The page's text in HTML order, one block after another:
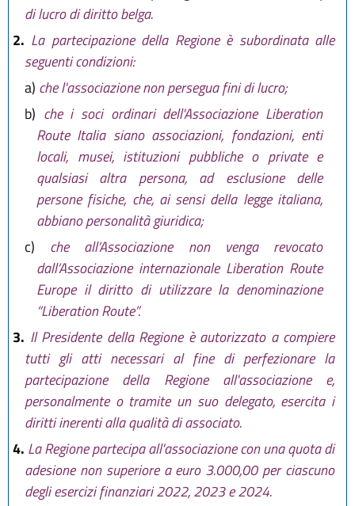
di lucro di diritto belga.
2. La partecipazione della Regione è subordinata alle
seguenti condizioni:
a) che l'associazione non persegua fini di lucro;
b) che i soci ordinari dell'Associazione Liberation
Route Italia siano associazioni, fondazioni, enti
locali, musei, istituzioni pubbliche o private e
qualsiasi altra persona, ad esclusione delle
persone fisiche, che, ai sensi della legge italiana,
abbiano personalità giuridica;
c)
che all’Associazione non venga revocato
dall’Associazione internazionale Liberation Route
Europe il diritto di utilizzare la denominazione
“Liberation Route”.
3. Il Presidente della Regione è autorizzato a compiere
tutti gli atti necessari al fine di perfezionare la
partecipazione della Regione all'associazione e,
personalmente o tramite un suo delegato, esercita i
diritti inerenti alla qualità di associato.
4. La Regione partecipa all'associazione con una quota di
adesione non superiore a euro 3.000,00 per ciascuno
degli esercizi finanziari 2022, 2023 e 2024.